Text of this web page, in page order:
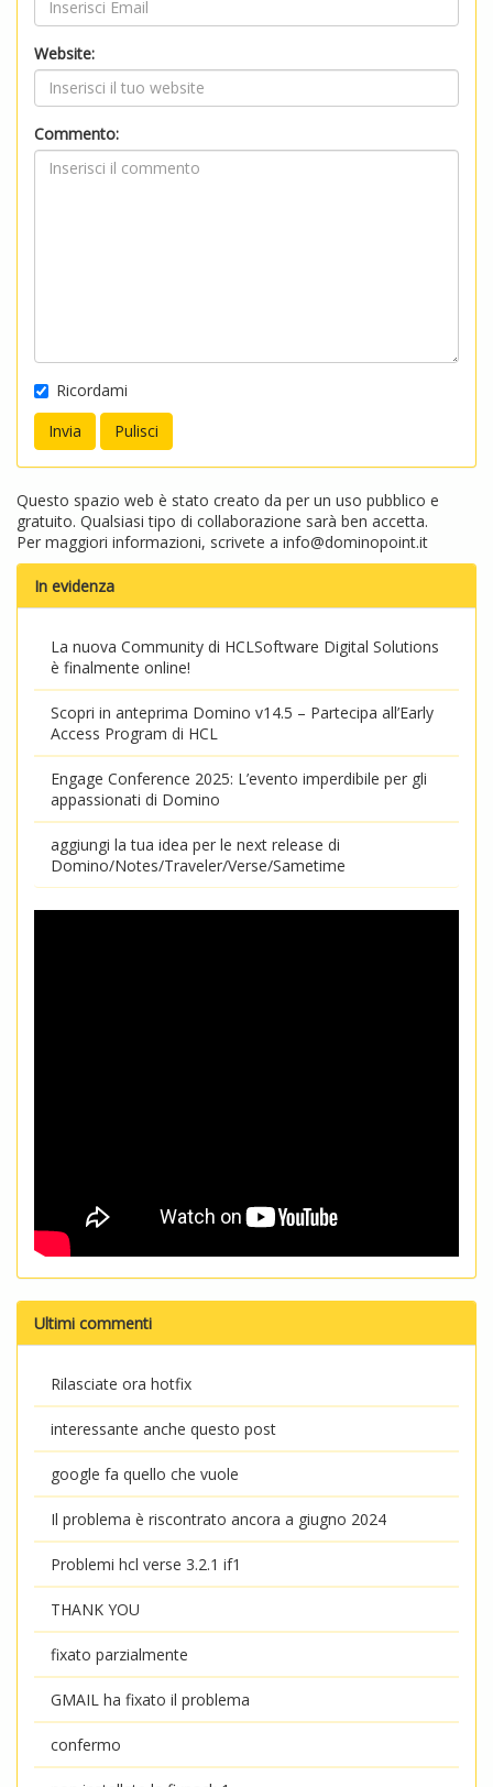
Website:
Commento:
Ricordami
Questo spazio web è stato creato da per un uso pubblico e
gratuito. Qualsiasi tipo di collaborazione sarà ben accetta.
Per maggiori informazioni, scrivete a info@dominopoint.it
In evidenza
La nuova Community di HCLSoftware Digital Solutions
è finalmente online!
Scopri in anteprima Domino v14.5 – Partecipa all’Early
Access Program di HCL
Engage Conference 2025: L’evento imperdibile per gli
appassionati di Domino
aggiungi la tua idea per le next release di
Domino/Notes/Traveler/Verse/Sametime
Ultimi commenti
Rilasciate ora hotfix
interessante anche questo post
google fa quello che vuole
Il problema è riscontrato ancora a giugno 2024
Problemi hcl verse 3.2.1 if1
THANK YOU
fixato parzialmente
GMAIL ha fixato il problema
confermo